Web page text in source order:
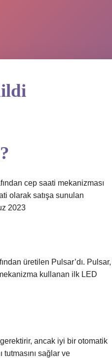
cep saati mekanizması
olarak satışa sunulan
2023
üretilen Pulsar’dı. Pulsar,
kullanan ilk LED
ancak iyi bir otomatik
sağlar ve